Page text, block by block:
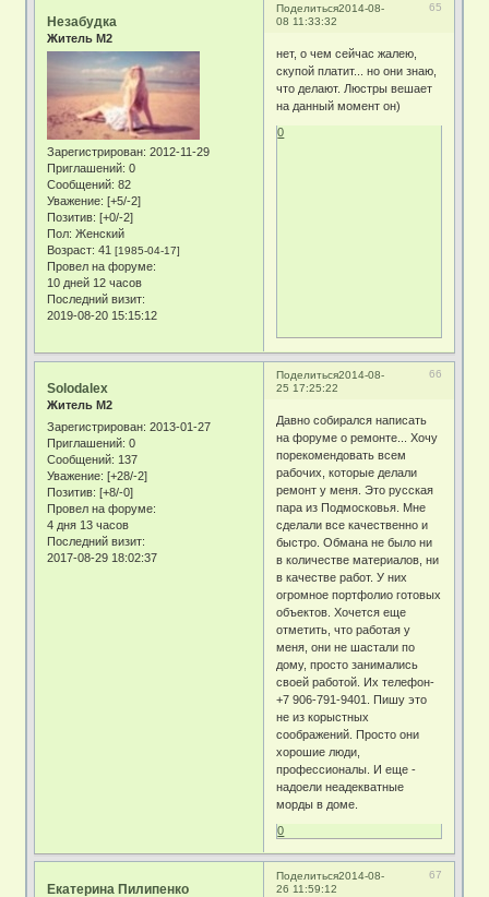
Поделиться 65
2014-08-
08 11:33:32
Незабудка
Житель М2
Зарегистрирован: 2012-11-29
Приглашений: 0
Сообщений: 82
Уважение: [+5/-2]
Позитив: [+0/-2]
Пол: Женский
Возраст: 41[1985-04-17]
Провел на форуме:
10 дней 12 часов
Последний визит:
2019-08-20 15:15:12
нет, о чем сейчас жалею,
скупой платит... но они знаю,
что делают. Люстры вешает
на данный момент он)
0
Поделиться 66
2014-08-
25 17:25:22
Solodalex
Житель М2
Зарегистрирован: 2013-01-27
Приглашений: 0
Сообщений: 137
Уважение: [+28/-2]
Позитив: [+8/-0]
Провел на форуме:
4 дня 13 часов
Последний визит:
2017-08-29 18:02:37
Давно собирался написать
на форуме о ремонте... Хочу
порекомендовать всем
рабочих, которые делали
ремонт у меня. Это русская
пара из Подмосковья. Мне
сделали все качественно и
быстро. Обмана не было ни
в количестве материалов, ни
в качестве работ. У них
огромное портфолио готовых
объектов. Хочется еще
отметить, что работая у
меня, они не шастали по
дому, просто занимались
своей работой. Их телефон-
+7 906-791-9401. Пишу это
не из корыстных
соображений. Просто они
хорошие люди,
профессионалы. И еще -
надоели неадекватные
морды в доме.
0
Поделиться 67
2014-08-
26 11:59:12
Екатерина Пилипенко